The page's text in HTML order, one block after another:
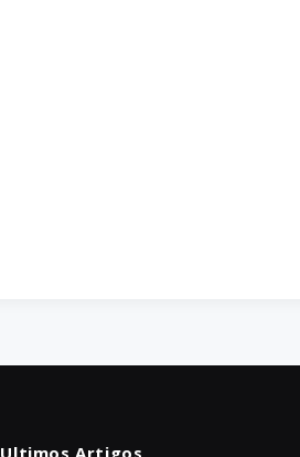
Ultimos Artigos